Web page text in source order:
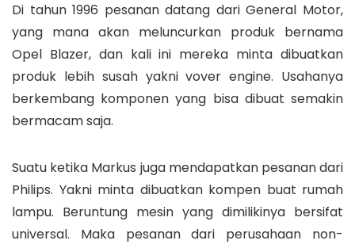
Di tahun 1996 pesanan datang dari General Motor,
yang mana akan meluncurkan produk bernama
Opel Blazer, dan kali ini mereka minta dibuatkan
produk lebih susah yakni vover engine. Usahanya
berkembang komponen yang bisa dibuat semakin
bermacam saja.
Suatu ketika Markus juga mendapatkan pesanan dari
Philips. Yakni minta dibuatkan kompen buat rumah
lampu. Beruntung mesin yang dimilikinya bersifat
universal. Maka pesanan dari perusahaan non-